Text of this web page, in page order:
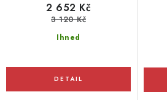
Ihned
2 652 Kč
3 120 Kč